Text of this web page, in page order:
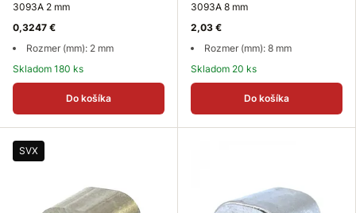
3093A 2 mm
0,3247 €
Rozmer (mm): 2 mm
Skladom 180 ks
Do košíka
3093A 8 mm
2,03 €
Rozmer (mm): 8 mm
Skladom 20 ks
Do košíka
SVX